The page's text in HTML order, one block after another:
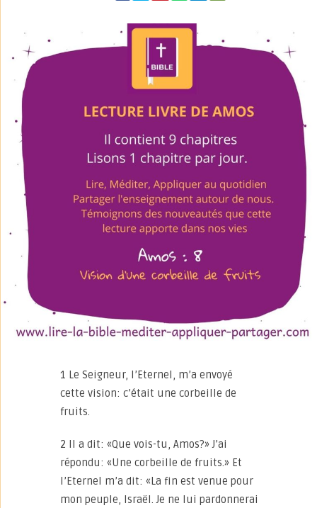
1 Le Seigneur, l’Eternel, m’a envoyé
cette vision: c’était une corbeille de
fruits.
2 Il a dit: «Que vois-tu, Amos?» J’ai
répondu: «Une corbeille de fruits.» Et
l’Eternel m’a dit: «La fin est venue pour
mon peuple, Israël. Je ne lui pardonnerai